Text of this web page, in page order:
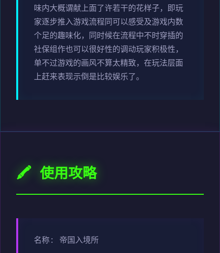
味内大概谓献上面了许若干的花样子，即玩
家逐步推入游戏流程同可以感受及游戏内数
个足的趣味化，同时候在流程中不时穿插的
社保组作也可以很好性的调动玩家积极性，
单不过游戏的画风不算太精致，在玩法层面
上赶来表现示倒是比较娱乐了。
🖍️ 使用攻略
名称: 帝国入境所